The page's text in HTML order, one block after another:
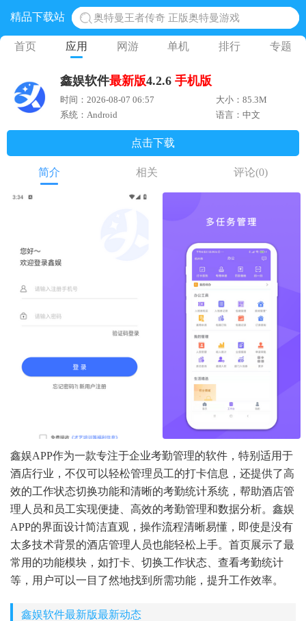
精品下载站
奥特曼王者传奇 正版奥特曼游戏
地铁跑酷体验服国际服 地铁跑酷体验服版本
黎明觉醒生机腾讯正版 黎明觉醒生机国际服
蛋仔派对下载 蛋仔派对体验服
首页 应用 网游 单机 排行 专题
鑫娱软件最新版4.2.6 手机版
时间：2026-08-07 06:57
大小：85.3M
系统：Android
语言：中文
点击下载
简介 相关 评论(0)
鑫娱APP作为一款专注于企业考勤管理的软件，特别适用于
酒店行业，不仅可以轻松管理员工的打卡信息，还提供了高
效的工作状态切换功能和清晰的考勤统计系统，帮助酒店管
理人员和员工实现便捷、高效的考勤管理和数据分析。鑫娱
APP的界面设计简洁直观，操作流程清晰易懂，即使是没有
太多技术背景的酒店管理人员也能轻松上手。首页展示了最
常用的功能模块，如打卡、切换工作状态、查看考勤统计
等，用户可以一目了然地找到所需功能，提升工作效率。
鑫娱软件最新版最新动态